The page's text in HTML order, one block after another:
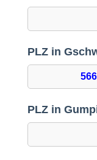
PLZ in
PLZ in